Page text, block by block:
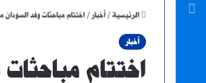
الرئيسية / أخبار / اختتام مباحثات وفد السودان
أخبار
اختتام